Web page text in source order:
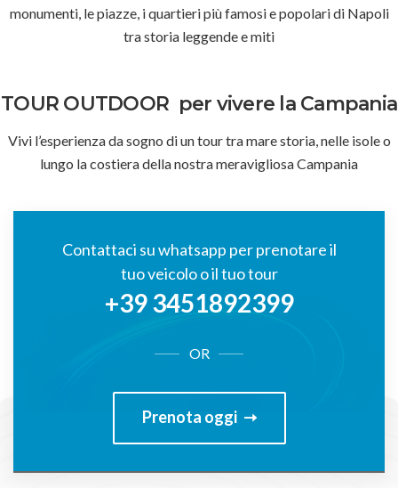
monumenti, le piazze, i quartieri più famosi e popolari di Napoli
tra storia leggende e miti
TOUR OUTDOOR per vivere la Campania
Vivi l’esperienza da sogno di un tour tra mare storia, nelle isole o
lungo la costiera della nostra meravigliosa Campania
Contattaci su whatsapp per prenotare il
tuo veicolo o il tuo tour
+39 3451892399
OR
Prenota oggi